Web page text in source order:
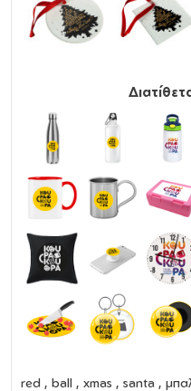
red , ball , xmas , santa ,